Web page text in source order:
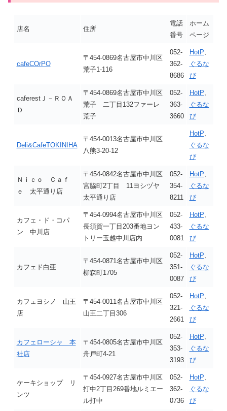
店名 住所
電話
番号
ホーム
ページ
cafeCOrPO
〒454-0869名古屋市中川区
荒子1-116
052-
362-
8686
HotP
ぐるな
び
caferestＪ－ＲＯＡ
Ｄ
〒454-0869名古屋市中川区
荒子 二丁目132ファーレ
荒子
052-
363-
3660
HotP
ぐるな
び
Deli&CafeTOKINIHA
〒454-0013名古屋市中川区
八熊3-20-12
HotP
ぐるな
び
Ｎｉｃｏ Ｃａｆ
ｅ 太平通り店
〒454-0842名古屋市中川区
宮脇町2丁目 11ヨシヅヤ
太平通り店
052-
354-
8211
HotP
ぐるな
び
カフェ・ド・コパ
ン 中川店
〒454-0994名古屋市中川区
長須賀一丁目203番地ヨン
トリー玉越中川店内
052-
433-
0081
HotP
ぐるな
び
カフェド白亜
〒454-0871名古屋市中川区
柳森町1705
052-
351-
0087
HotP
ぐるな
び
カフェヨシノ 山王
店
〒454-0011名古屋市中川区
山王二丁目306
052-
321-
2661
HotP
ぐるな
び
カフェローシャ 本
社店
〒454-0805名古屋市中川区
舟戸町4-21
052-
353-
3193
HotP
ぐるな
び
ケーキショップ リ
ンツ
〒454-0927名古屋市中川区
打中2丁目269番地ルミエー
ル打中
052-
362-
0736
HotP
ぐるな
び